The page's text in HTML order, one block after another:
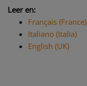
Leer en:
Français (France)
Italiano (Italia)
English (UK)